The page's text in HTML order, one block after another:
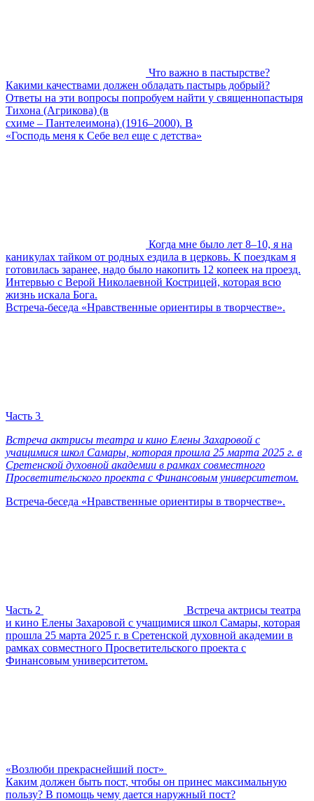
Что важно в пастырстве?
Какими качествами должен обладать пастырь добрый?
Ответы на эти вопросы попробуем найти у священнопастыря
Тихона (Агрикова) (в
схиме – Пантелеимона) (1916–2000). В
«Господь меня к Себе вел еще с детства»
Когда мне было лет 8–10, я на
каникулах тайком от родных ездила в церковь. К поездкам я
готовилась заранее, надо было накопить 12 копеек на проезд.
Интервью с Верой Николаевной Кострицей, которая всю
жизнь искала Бога.
Встреча-беседа «Нравственные ориентиры в творчестве».
Часть 3
Встреча актрисы театра и кино Елены Захаровой с
учащимися школ Самары, которая прошла 25 марта 2025 г. в
Сретенской духовной академии в рамках совместного
Просветительского проекта с Финансовым университетом.
Встреча-беседа «Нравственные ориентиры в творчестве».
Часть 2
Встреча актрисы театра
и кино Елены Захаровой с учащимися школ Самары, которая
прошла 25 марта 2025 г. в Сретенской духовной академии в
рамках совместного Просветительского проекта с
Финансовым университетом.
«Возлюби прекраснейший пост»
Каким должен быть пост, чтобы он принес максимальную
пользу? В помощь чему дается наружный пост?